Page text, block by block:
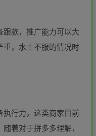
款，推广能力可以大
重，水土不服的情况时
行力，这类商家目前
着对于拼多多理解，